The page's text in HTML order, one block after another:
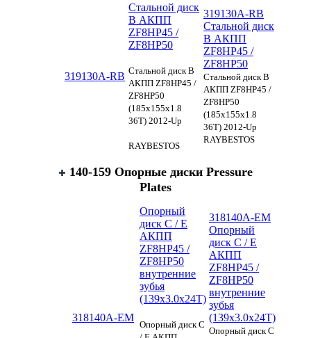
319130A-RB
Стальной диск
B АКПП
ZF8HP45 /
ZF8HP50
Стальной диск B
АКПП ZF8HP45 /
ZF8HP50
(185x155x1.8
36T) 2012-Up
RAYBESTOS
319130A-RB
Стальной диск
B АКПП
ZF8HP45 /
ZF8HP50
Стальной диск B
АКПП ZF8HP45 /
ZF8HP50
(185x155x1.8
36T) 2012-Up
RAYBESTOS
140-159 Опорные диски Pressure
Plates
318140A-EM
Опорный
диск C / E
АКПП
ZF8HP45 /
ZF8HP50
внутренние
зубья
(139x3.0x24T)
Опорный диск C
318140A-EM
Опорный
диск C / E
АКПП
ZF8HP45 /
ZF8HP50
внутренние
зубья
(139x3.0x24T)
Опорный диск C